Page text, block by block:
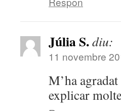
Júlia S.diu:
11 novembre
M’ha
explicar